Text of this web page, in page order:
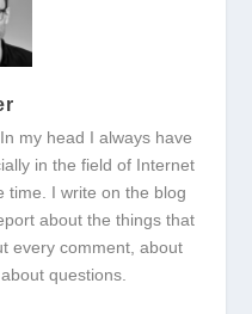
my head I always have
in the field of Internet
time. I write on the blog
about the things that
every comment, about
questions.